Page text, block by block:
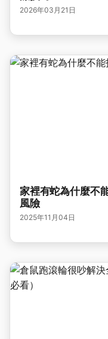
2026年03月21日
家裡有蛇為什麼不
風險
2025年11月04日